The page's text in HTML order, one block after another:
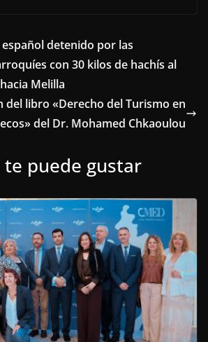
detenido por las
con 30 kilos de hachís al
Melilla
del libro «Derecho del Turismo en
del Dr. Mohamed Chkaoulou
puede gustar